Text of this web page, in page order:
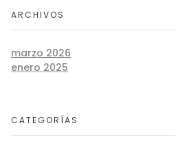
ARCHIVOS
marzo 2026
enero 2025
CATEGORÍAS